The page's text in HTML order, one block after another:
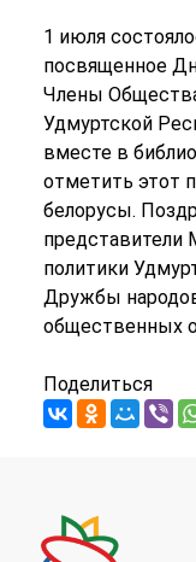
1 июля
посвященное
Члены
Удмуртской
вместе в
отметить этот
белорусы.
представители
политики
Дружбы
общественных
Поделиться